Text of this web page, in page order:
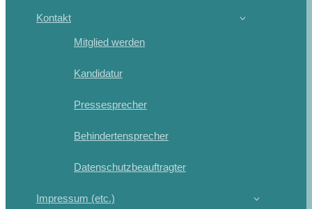
Kontakt
Mitglied werden
Kandidatur
Pressesprecher
Behindertensprecher
Datenschutzbeauftragter
Impressum (etc.)